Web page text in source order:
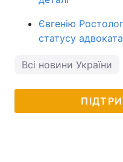
Євгенію
статусу
Всі новини України